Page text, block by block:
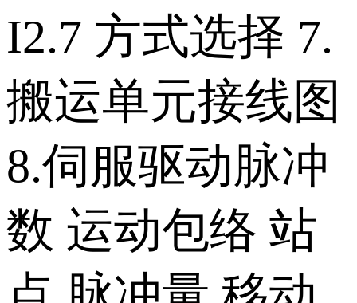
I2.7 方式选择 7.
搬运单元接线图
8.伺服驱动脉冲
数 运动包络 站